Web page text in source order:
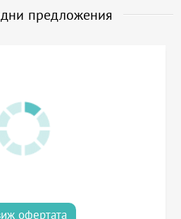
предложения
офертата